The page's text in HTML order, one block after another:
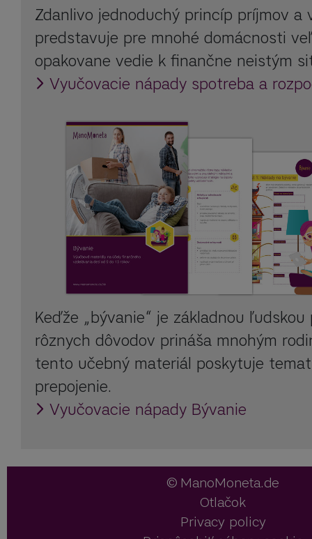
Zdanlivo jednoduchý princíp príjmov a
predstavuje pre mnohé domácnosti
opakovane vedie k finančne neistým
Vyučovacie nápady spotreba a
Keďže „bývanie“ je základnou
rôznych dôvodov prináša mnohým
tento učebný materiál poskytuje
prepojenie.
Vyučovacie nápady Bývanie
ManoMoneta.de
Otlačok
Privacy policy